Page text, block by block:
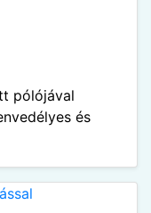
pólójával
és